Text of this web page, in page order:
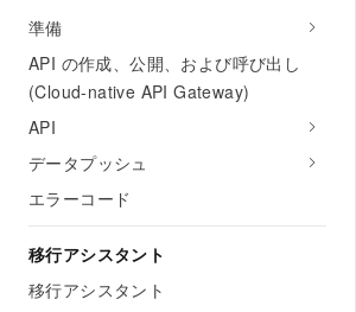
準備
API の作成、公開、および呼び出し
(Cloud-native API Gateway)
API
データプッシュ
エラーコード
移行アシスタント
移行アシスタント